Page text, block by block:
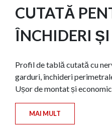
CUTATĂ
ÎNCHIDERI
Profil de tablă cutată cu
garduri, închideri
Ușor de montat și
MAI MULT